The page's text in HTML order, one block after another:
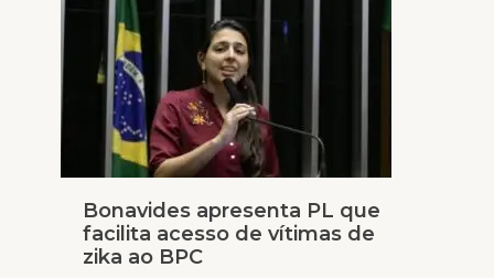
Bonavides apresenta PL que
facilita acesso de vítimas de
zika ao BPC